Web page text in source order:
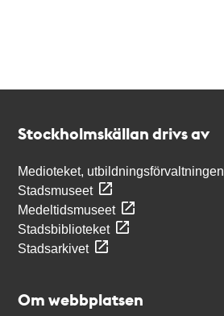
Stockholmskällan drivs av
Medioteket, utbildningsförvaltningen
Stadsmuseet
Medeltidsmuseet
Stadsbiblioteket
Stadsarkivet
Om webbplatsen